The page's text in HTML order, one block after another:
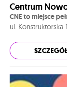
Centrum
CNE to miejsce
ul. Konstruktorska